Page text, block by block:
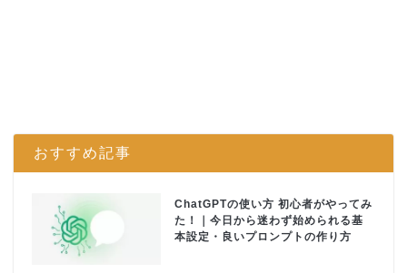
おすすめ記事
ChatGPTの使い方 初心者がやってみ
た！｜今日から迷わず始められる基
本設定・良いプロンプトの作り方